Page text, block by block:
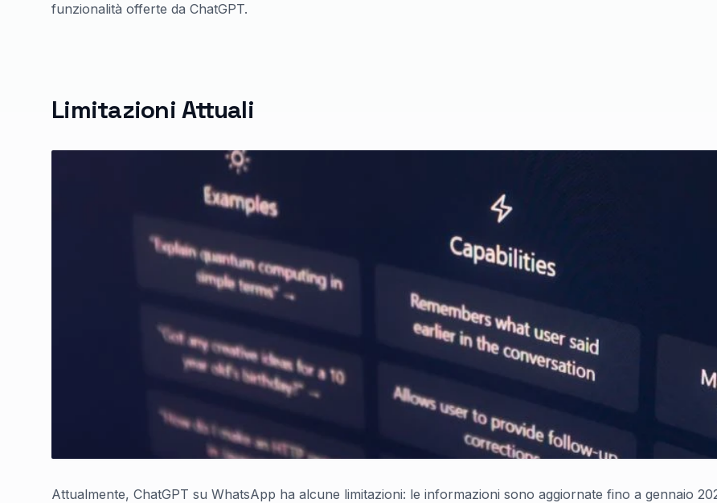
funzionalità offerte da ChatGPT.
Limitazioni Attuali
Attualmente, ChatGPT su WhatsApp ha alcune limitazioni: le informazioni sono aggiornate fino a gennaio